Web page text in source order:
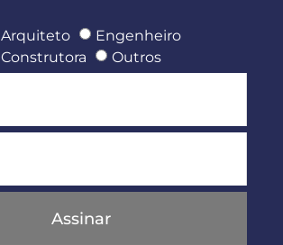
Arquiteto
Engenheiro
Construtora
Outros
Assinar